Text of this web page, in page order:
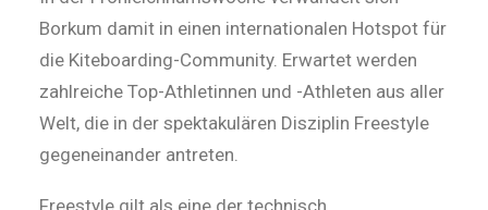
Borkum damit in einen internationalen Hotspot für
die Kiteboarding-Community. Erwartet werden
zahlreiche Top-Athletinnen und -Athleten aus aller
Welt, die in der spektakulären Disziplin Freestyle
gegeneinander antreten.
Freestyle gilt als eine der technisch